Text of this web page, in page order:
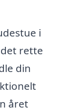
i
rette
din
året